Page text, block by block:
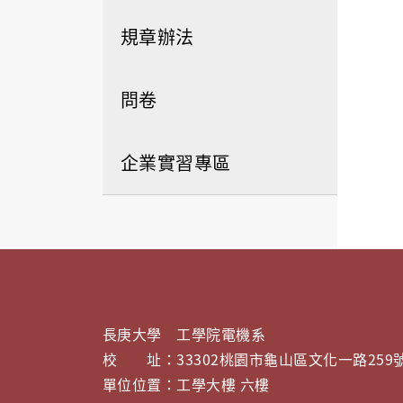
規章辦法
問卷
企業實習專區
長庚大學 工學院電機系
校 址：33302桃園市龜山區文化一路259
單位位置：工學大樓 六樓